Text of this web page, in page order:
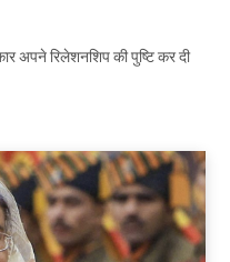
अपने रिलेशनशिप की पुष्टि कर दी